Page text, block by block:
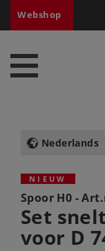
Webshop
Nederlands
NIEUW
Spoor H0 -
Set
voor D